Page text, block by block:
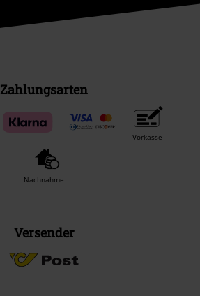
Zahlungsarten
Vorkasse
Nachnahme
Versender